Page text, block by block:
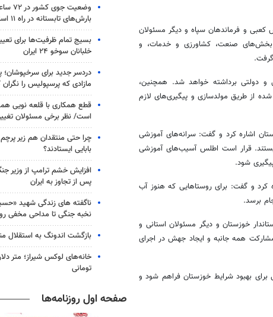
کعبی و فرماندهان سپاه و دیگر مسئولان
بخش‌های صنعت، کشاورزی و خدمات، و
دولتی برداشته خواهد شد. همچنین،
از طریق مولدسازی و پیگیری‌های لازم
اشاره کرد و گفت: سرانه‌های آموزشی
نیستند. قرار است اطلس آسیب‌های آموزشی
شود.
کرد و گفت: برای روستاهایی که هنوز آب
برسد.
خوزستان و دیگر مسئولان استانی و
همه جانبه و ایجاد جهش در اجرای
برای بهبود شرایط خوزستان فراهم شود و
وضعیت
بارش‌های تابستانه در راه ۱۱ استان
بسیج تمام ظرفیت‌ها برای
خلبانان سوخو ۲۴ ایران
دردسر جدید برای سرخپوشان؛
مازادی که پرسپولیس را نگران
قطع همکاری با قلعه نویی
است/ نظر برخی مسئولان
چرا حتی منتقدان هم زیر
بابایی ایستادند؟
افزایش خشم ترامپ از وزیر
پس از تجاوز به ایران
ناگفته های زندگی شهید
نخبه جنگی تا مداحی مخفی
بازگشت اندونگ به استقلال
خانه‌های لوکس شیراز؛ متر
تومانی
صفحه اول روزنامه‌ها